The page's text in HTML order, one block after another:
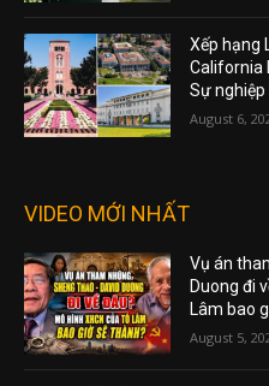
Xếp hạng
California
Sự nghiệp
August 6,
VIDEO MỚI NHẤT
Vụ án
Duong đi
Lâm bao
August 5,